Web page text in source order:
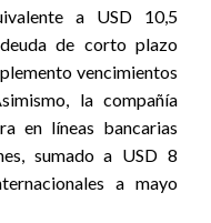
a USD 10,5
de corto plazo
vencimientos
la compañía
en líneas bancarias
sumado a USD 8
a mayo